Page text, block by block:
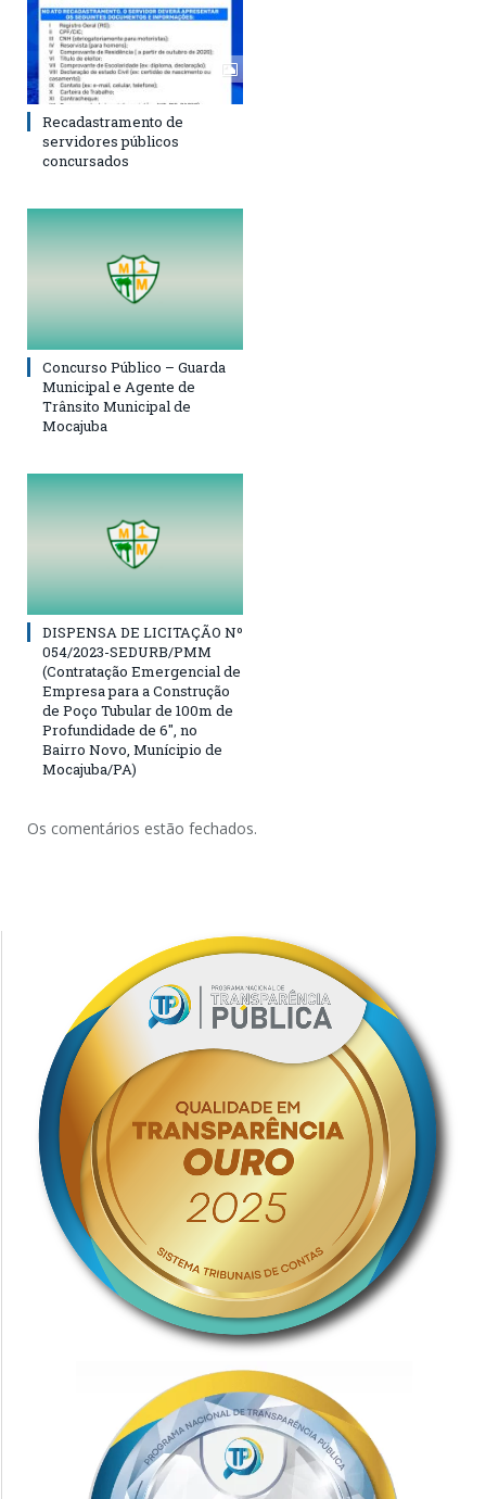
Recadastramento de
servidores públicos
concursados
Concurso Público – Guarda
Municipal e Agente de
Trânsito Municipal de
Mocajuba
DISPENSA DE LICITAÇÃO Nº
054/2023-SEDURB/PMM
(Contratação Emergencial de
Empresa para a Construção
de Poço Tubular de 100m de
Profundidade de 6″, no
Bairro Novo, Munícipio de
Mocajuba/PA)
Os comentários estão fechados.